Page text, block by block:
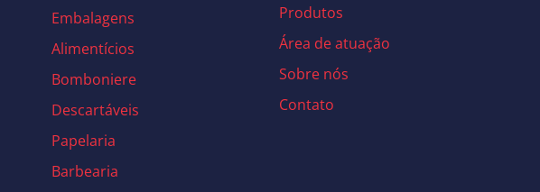
Embalagens
Alimentícios
Bomboniere
Descartáveis
Papelaria
Barbearia
Produtos
Área de atuação
Sobre nós
Contato